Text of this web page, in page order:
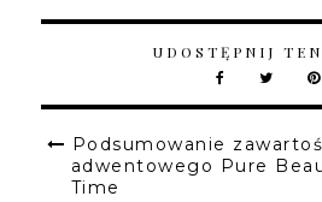
UDOSTĘPNIJ
Podsumowanie
adwentowego Pure
Time